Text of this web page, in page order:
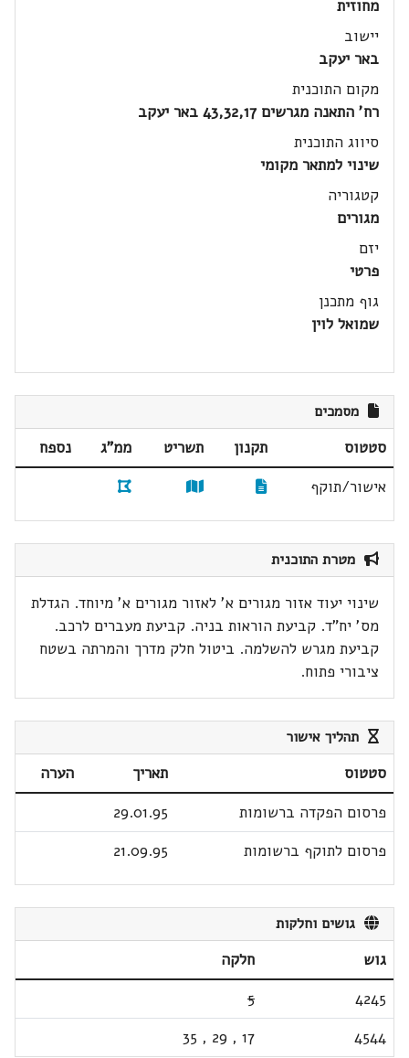
מחוזית
יישוב
באר יעקב
מקום התוכנית
רח' התאנה מגרשים 43,32,17 באר יעקב
סיווג התוכנית
שינוי למתאר מקומי
קטגוריה
מגורים
יזם
פרטי
גוף מתכנן
שמואל לוין
מסמכים
סטטוס תקנון תשריט ממ"ג
נספח
אישור/תוקף
מטרת התוכנית
שינוי יעוד אזור מגורים א' לאזור מגורים א' מיוחד. הגדלת
מס' יח"ד. קביעת הוראות בניה. קביעת מעברים לרכב.
קביעת מגרש להשלמה. ביטול חלק מדרך והמרתה בשטח
ציבורי פתוח.
תהליך אישור
סטטוס תאריך
הערה
פרסום הפקדה ברשומות
29.01.95
פרסום לתוקף ברשומות
21.09.95
גושים וחלקות
גוש
חלקה
4245
5
4544
17
,
29
,
35